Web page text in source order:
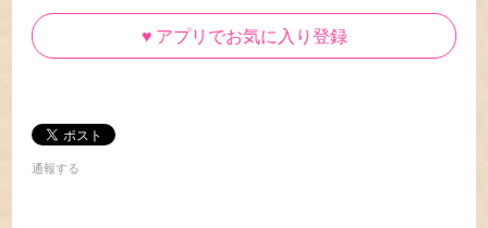
♥ アプリでお気に入り登録
通報する